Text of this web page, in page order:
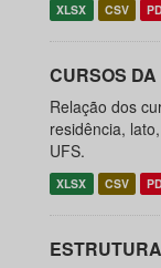
XLSX CSV
CURSOS DA
Relação dos
residência,
UFS.
XLSX CSV